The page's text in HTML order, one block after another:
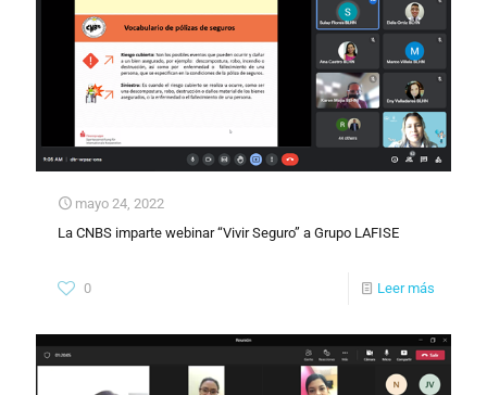
mayo 24, 2022
La CNBS imparte webinar “Vivir Seguro” a Grupo LAFISE
0 Leer más